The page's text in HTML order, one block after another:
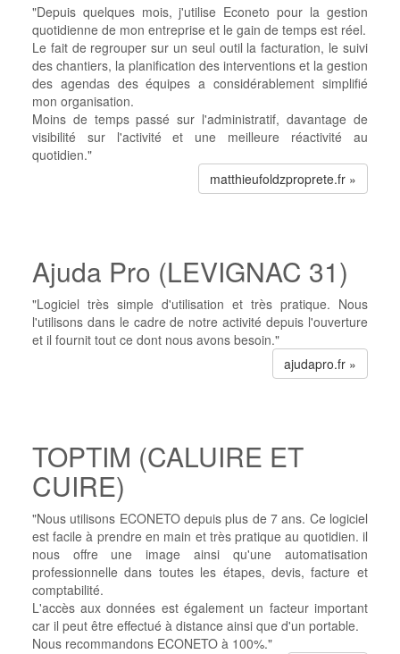
"Depuis quelques mois, j'utilise Econeto pour la gestion
quotidienne de mon entreprise et le gain de temps est réel.
Le fait de regrouper sur un seul outil la facturation, le suivi
des chantiers, la planification des interventions et la gestion
des agendas des équipes a considérablement simplifié
mon organisation.
Moins de temps passé sur l'administratif, davantage de
visibilité sur l'activité et une meilleure réactivité au
quotidien."
matthieufoldzproprete.fr »
Ajuda Pro (LEVIGNAC 31)
"Logiciel très simple d'utilisation et très pratique. Nous
l'utilisons dans le cadre de notre activité depuis l'ouverture
et il fournit tout ce dont nous avons besoin."
ajudapro.fr »
TOPTIM (CALUIRE ET
CUIRE)
"Nous utilisons ECONETO depuis plus de 7 ans. Ce logiciel
est facile à prendre en main et très pratique au quotidien. il
nous offre une image ainsi qu'une automatisation
professionnelle dans toutes les étapes, devis, facture et
comptabilité.
L'accès aux données est également un facteur important
car il peut être effectué à distance ainsi que d'un portable.
Nous recommandons ECONETO à 100%."